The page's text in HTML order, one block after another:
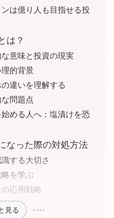
は億り人も目指せる投
は？
意味と投資の現実
的背景
違いを理解する
問題点
める人へ：塩漬けを恐
なった際の対処方法
する大切さ
を学ぶ
応用戦略
見る